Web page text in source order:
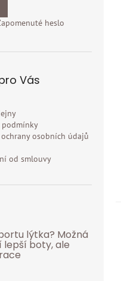
heslo
Vás
osobních údajů
od smlouvy
lýtka? Možná
boty, ale